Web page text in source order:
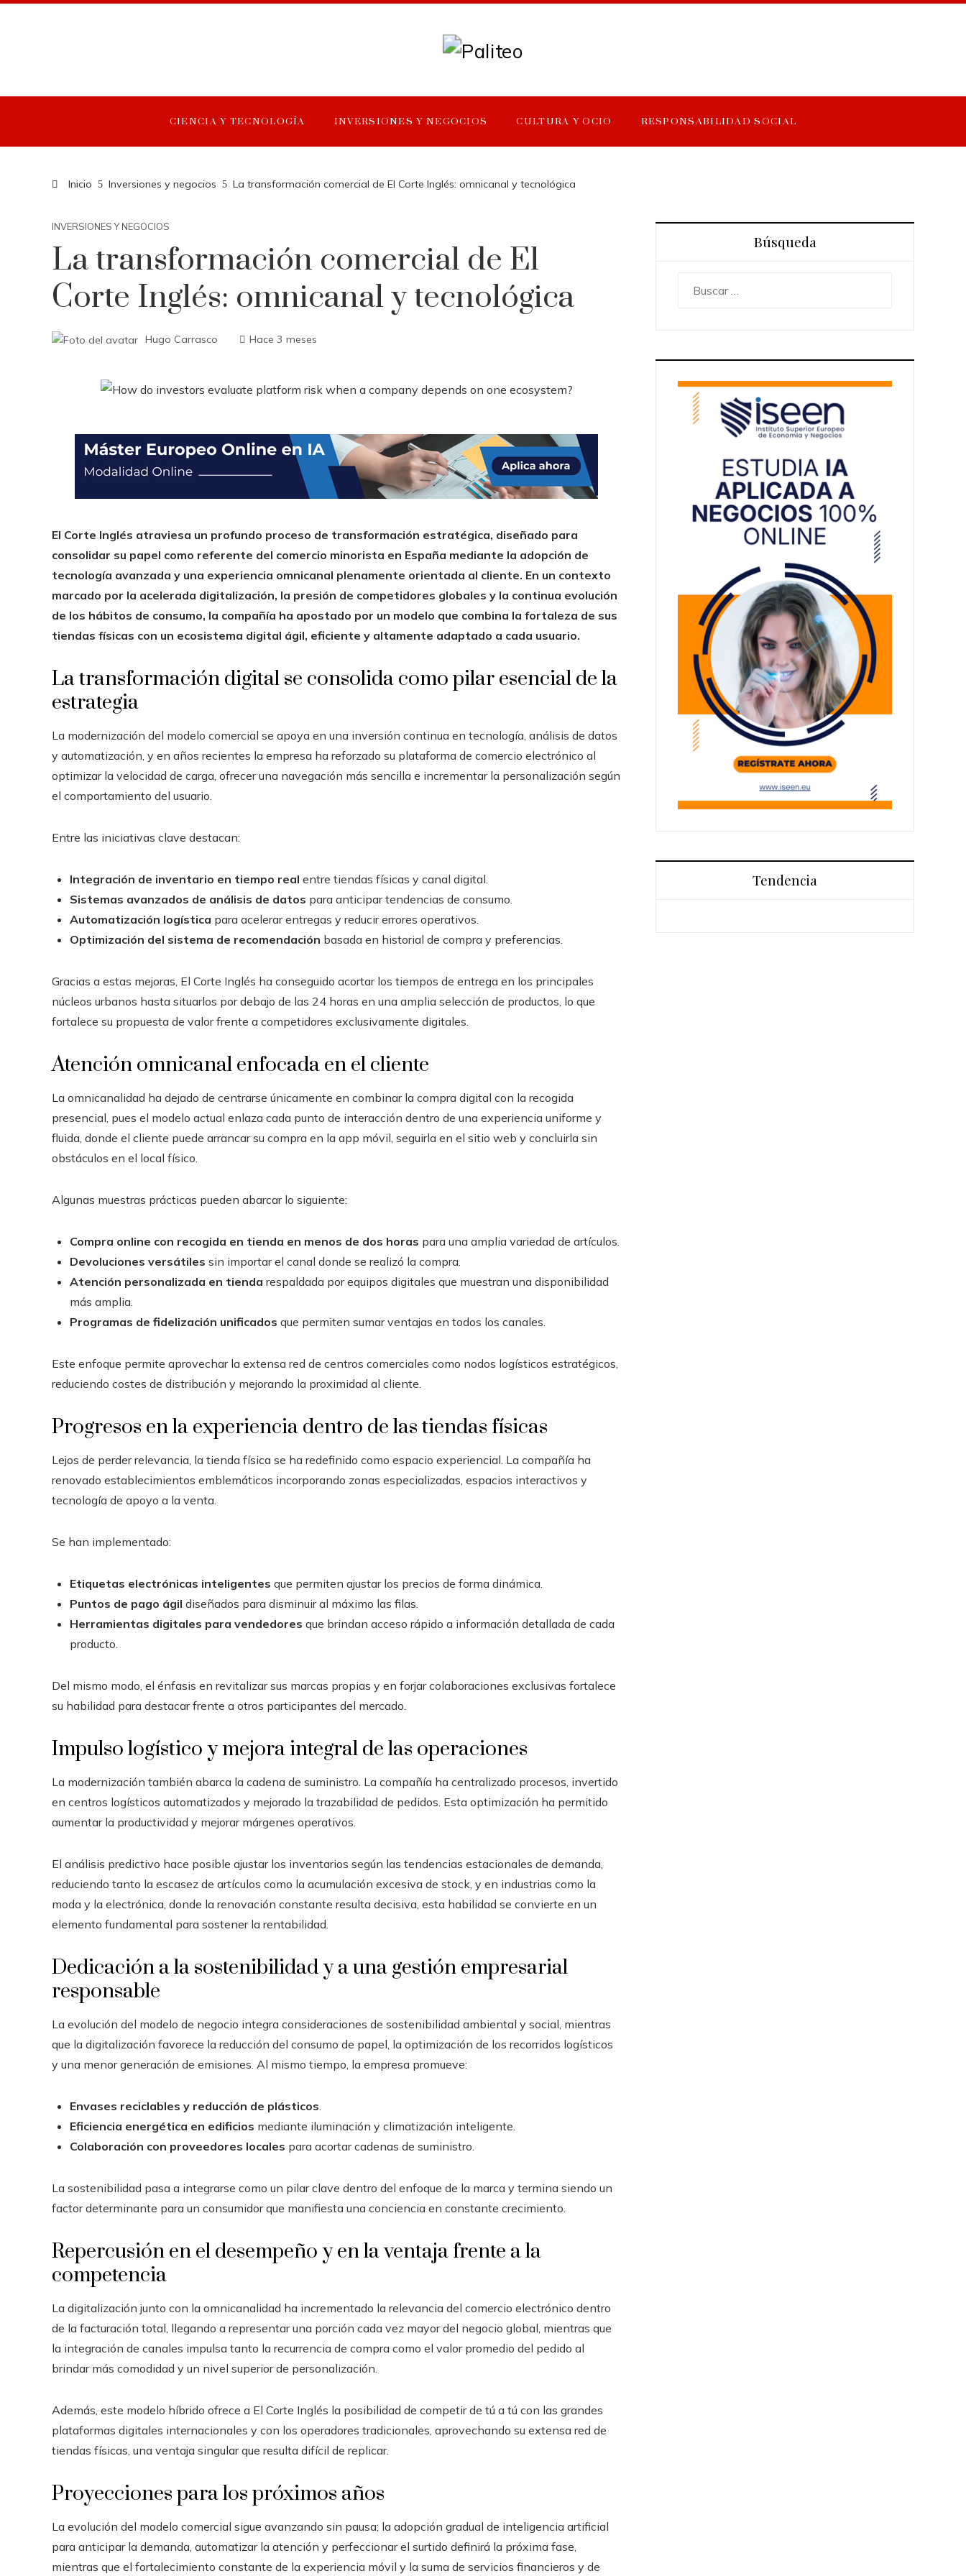
CIENCIA Y TECNOLOGÍA INVERSIONES Y NEGOCIOS CULTURA Y OCIO RESPONSABILIDAD SOCIAL
Inicio Inversiones y negocios La transformación comercial de El Corte Inglés: omnicanal y tecnológica
INVERSIONES Y NEGOCIOS
La transformación comercial de El
Corte Inglés: omnicanal y tecnológica
Hugo Carrasco Hace 3 meses
El Corte Inglés atraviesa un profundo proceso de transformación estratégica, diseñado para
consolidar su papel como referente del comercio minorista en España mediante la adopción de
tecnología avanzada y una experiencia omnicanal plenamente orientada al cliente. En un contexto
marcado por la acelerada digitalización, la presión de competidores globales y la continua evolución
de los hábitos de consumo, la compañía ha apostado por un modelo que combina la fortaleza de sus
tiendas físicas con un ecosistema digital ágil, eficiente y altamente adaptado a cada usuario.
La transformación digital se consolida como pilar esencial de la
estrategia
La modernización del modelo comercial se apoya en una inversión continua en tecnología, análisis de datos
y automatización, y en años recientes la empresa ha reforzado su plataforma de comercio electrónico al
optimizar la velocidad de carga, ofrecer una navegación más sencilla e incrementar la personalización según
el comportamiento del usuario.
Entre las iniciativas clave destacan:
Integración de inventario en tiempo real entre tiendas físicas y canal digital.
Sistemas avanzados de análisis de datos para anticipar tendencias de consumo.
Automatización logística para acelerar entregas y reducir errores operativos.
Optimización del sistema de recomendación basada en historial de compra y preferencias.
Gracias a estas mejoras, El Corte Inglés ha conseguido acortar los tiempos de entrega en los principales
núcleos urbanos hasta situarlos por debajo de las 24 horas en una amplia selección de productos, lo que
fortalece su propuesta de valor frente a competidores exclusivamente digitales.
Atención omnicanal enfocada en el cliente
La omnicanalidad ha dejado de centrarse únicamente en combinar la compra digital con la recogida
presencial, pues el modelo actual enlaza cada punto de interacción dentro de una experiencia uniforme y
fluida, donde el cliente puede arrancar su compra en la app móvil, seguirla en el sitio web y concluirla sin
obstáculos en el local físico.
Algunas muestras prácticas pueden abarcar lo siguiente:
Compra online con recogida en tienda en menos de dos horas para una amplia variedad de artículos.
Devoluciones versátiles sin importar el canal donde se realizó la compra.
Atención personalizada en tienda respaldada por equipos digitales que muestran una disponibilidad
más amplia.
Programas de fidelización unificados que permiten sumar ventajas en todos los canales.
Este enfoque permite aprovechar la extensa red de centros comerciales como nodos logísticos estratégicos,
reduciendo costes de distribución y mejorando la proximidad al cliente.
Progresos en la experiencia dentro de las tiendas físicas
Lejos de perder relevancia, la tienda física se ha redefinido como espacio experiencial. La compañía ha
renovado establecimientos emblemáticos incorporando zonas especializadas, espacios interactivos y
tecnología de apoyo a la venta.
Se han implementado:
Etiquetas electrónicas inteligentes que permiten ajustar los precios de forma dinámica.
Puntos de pago ágil diseñados para disminuir al máximo las filas.
Herramientas digitales para vendedores que brindan acceso rápido a información detallada de cada
producto.
Del mismo modo, el énfasis en revitalizar sus marcas propias y en forjar colaboraciones exclusivas fortalece
su habilidad para destacar frente a otros participantes del mercado.
Impulso logístico y mejora integral de las operaciones
La modernización también abarca la cadena de suministro. La compañía ha centralizado procesos, invertido
en centros logísticos automatizados y mejorado la trazabilidad de pedidos. Esta optimización ha permitido
aumentar la productividad y mejorar márgenes operativos.
El análisis predictivo hace posible ajustar los inventarios según las tendencias estacionales de demanda,
reduciendo tanto la escasez de artículos como la acumulación excesiva de stock, y en industrias como la
moda y la electrónica, donde la renovación constante resulta decisiva, esta habilidad se convierte en un
elemento fundamental para sostener la rentabilidad.
Dedicación a la sostenibilidad y a una gestión empresarial
responsable
La evolución del modelo de negocio integra consideraciones de sostenibilidad ambiental y social, mientras
que la digitalización favorece la reducción del consumo de papel, la optimización de los recorridos logísticos
y una menor generación de emisiones. Al mismo tiempo, la empresa promueve:
Envases reciclables y reducción de plásticos
Eficiencia energética en edificios mediante iluminación y climatización inteligente.
Colaboración con proveedores locales para acortar cadenas de suministro.
La sostenibilidad pasa a integrarse como un pilar clave dentro del enfoque de la marca y termina siendo un
factor determinante para un consumidor que manifiesta una conciencia en constante crecimiento.
Repercusión en el desempeño y en la ventaja frente a la
competencia
La digitalización junto con la omnicanalidad ha incrementado la relevancia del comercio electrónico dentro
de la facturación total, llegando a representar una porción cada vez mayor del negocio global, mientras que
la integración de canales impulsa tanto la recurrencia de compra como el valor promedio del pedido al
brindar más comodidad y un nivel superior de personalización.
Además, este modelo híbrido ofrece a El Corte Inglés la posibilidad de competir de tú a tú con las grandes
plataformas digitales internacionales y con los operadores tradicionales, aprovechando su extensa red de
tiendas físicas, una ventaja singular que resulta difícil de replicar.
Proyecciones para los próximos años
La evolución del modelo comercial sigue avanzando sin pausa; la adopción gradual de inteligencia artificial
para anticipar la demanda, automatizar la atención y perfeccionar el surtido definirá la próxima fase,
mientras que el fortalecimiento constante de la experiencia móvil y la suma de servicios financieros y de
Búsqueda
Tendencia